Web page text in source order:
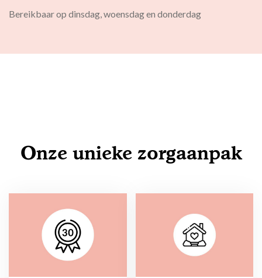
Bereikbaar op dinsdag, woensdag en donderdag
Onze unieke zorgaanpak